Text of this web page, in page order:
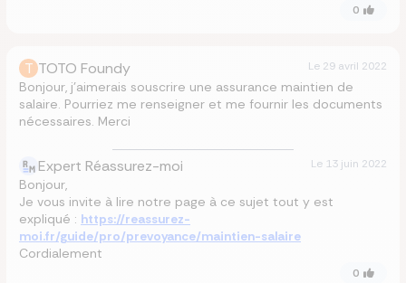
0
T TOTO Foundy Le 29 avril 2022
Bonjour, j’aimerais souscrire une assurance maintien de
salaire. Pourriez me renseigner et me fournir les documents
nécessaires. Merci
Expert Réassurez-moi Le 13 juin 2022
Bonjour,
Je vous invite à lire notre page à ce sujet tout y est
expliqué : https://reassurez-
moi.fr/guide/pro/prevoyance/maintien-salaire
Cordialement
0